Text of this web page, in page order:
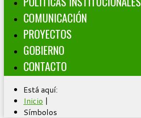
COMUNICACIÓN
PROYECTOS
GOBIERNO
CONTACTO
Está aquí:
Inicio |
Símbolos